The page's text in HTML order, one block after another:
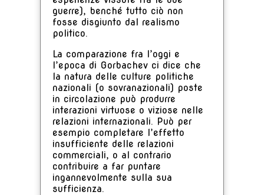
guerre), benché tutto ciò non
fosse disgiunto dal realismo
politico.
La comparazione fra l’oggi e
l’epoca di Gorbachev ci dice che
la natura delle culture politiche
nazionali (o sovranazionali) poste
in circolazione può produrre
interazioni virtuose o viziose nelle
relazioni internazionali. Può per
esempio completare l’effetto
insufficiente delle relazioni
commerciali, o al contrario
contribuire a far puntare
ingannevolmente sulla sua
sufficienza.